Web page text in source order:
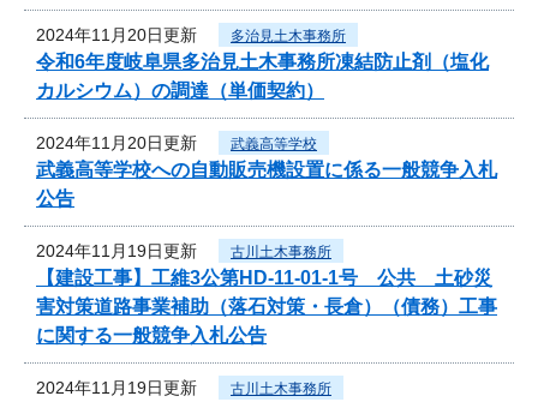
2024年11月20日更新 多治見土木事務所
令和6年度岐阜県多治見土木事務所凍結防止剤（塩化
カルシウム）の調達（単価契約）
2024年11月20日更新 武義高等学校
武義高等学校への自動販売機設置に係る一般競争入札
公告
2024年11月19日更新 古川土木事務所
【建設工事】工維3公第HD-11-01-1号 公共 土砂災
害対策道路事業補助（落石対策・長倉）（債務）工事
に関する一般競争入札公告
2024年11月19日更新 古川土木事務所